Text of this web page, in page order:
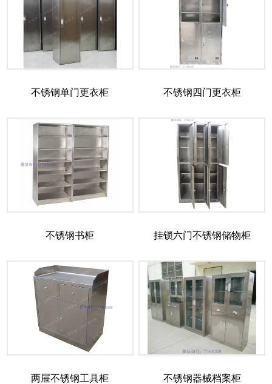
不锈钢单门更衣柜 不锈钢四门更衣柜
不锈钢书柜 挂锁六门不锈钢储物柜
两屉不锈钢工具柜 不锈钢器械档案柜